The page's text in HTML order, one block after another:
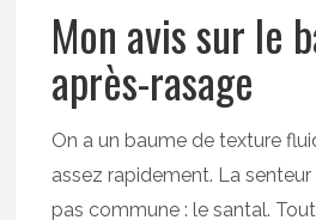
Mon avis sur le
après-rasage
On a un baume de texture
assez rapidement. La senteur
pas commune : le santal.